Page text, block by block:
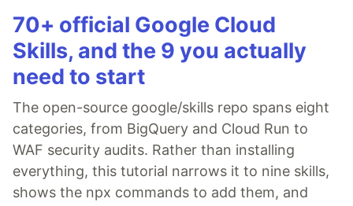
70+ official Google Cloud
Skills, and the 9 you actually
need to start
The open-source google/skills repo spans eight
categories, from BigQuery and Cloud Run to
WAF security audits. Rather than installing
everything, this tutorial narrows it to nine skills,
shows the npx commands to add them, and